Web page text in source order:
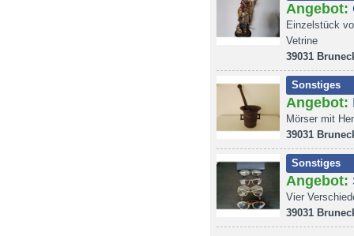
Angebot:
Einzelstück
Vetrine
39031
Sonstiges
Angebot:
Mörser mit
39031
Sonstiges
Angebot:
Vier
39031